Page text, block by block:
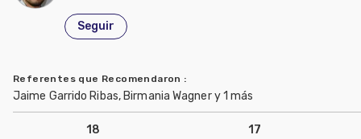
Seguir
Referentes que Recomendaron :
Jaime Garrido Ribas, Birmania Wagner y 1 más
18 17